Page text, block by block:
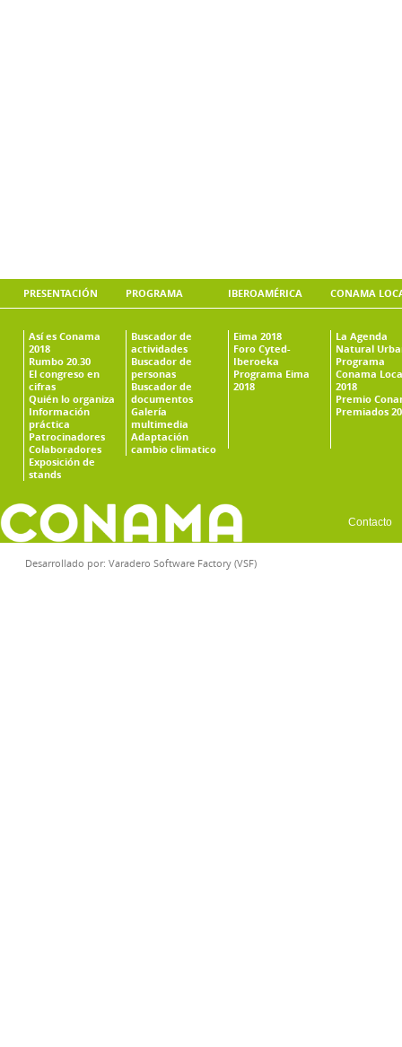
PRESENTACIÓN
Así es Conama
2018
Rumbo 20.30
El congreso en
cifras
Quién lo organiza
Información
práctica
Patrocinadores
Colaboradores
Exposición de
stands
PROGRAMA
Buscador de
actividades
Buscador de
personas
Buscador de
documentos
Galería
multimedia
Adaptación
cambio climatico
IBEROAMÉRICA
Eima 2018
Foro Cyted-
Iberoeka
Programa Eima
2018
CONAMA
La Agenda
Natural
Programa
Conama
2018
Premio
Premiados
Contacto
Desarrollado por: Varadero Software Factory (VSF)